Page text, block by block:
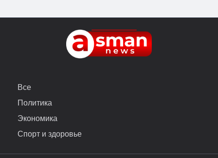
Все
Политика
Экономика
Спорт и здоровье